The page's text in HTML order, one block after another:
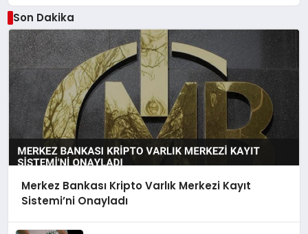
Son Dakika
Merkez Bankası Kripto Varlık Merkezi Kayıt
Sistemi’ni Onayladı